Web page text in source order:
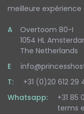
meilleure expérience
A
Overtoom 80-I
1054 HL
The Netherlands
E
T:
+31 (0)20 612 29
Whatsapp:
+31 85
terms